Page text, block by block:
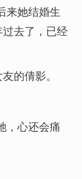
来她结婚生
去了，已经
的倩影。
，心还会痛